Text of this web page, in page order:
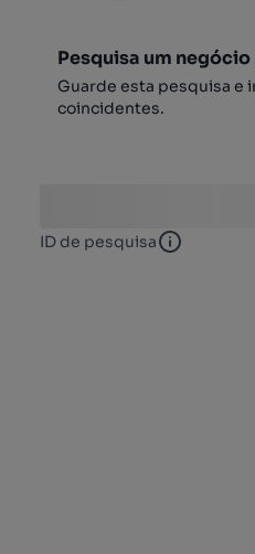
Pesquisa um
Guarde esta pesquisa e
coincidentes.
ID de pesquisa ID de